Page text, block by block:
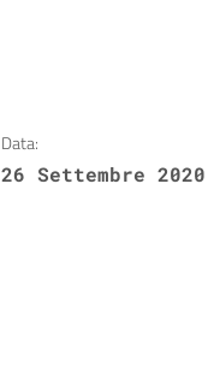
Data:
26 Settembre 2020